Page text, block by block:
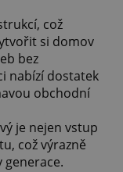
což
si domov
bez
nabízí dostatek
obchodní
je nejen vstup
což výrazně